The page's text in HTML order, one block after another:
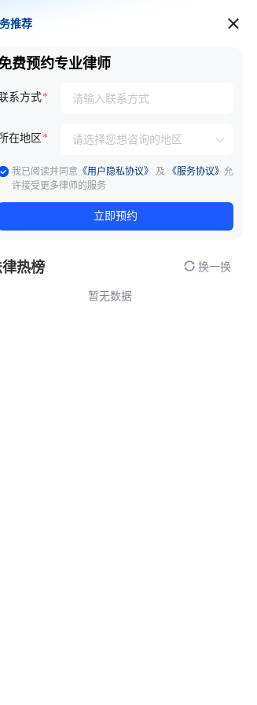
服务推荐
推荐
费预约专业律师
系方式
在地区
我已阅读并同意 《用户隐私协议》 及 《服务协议》 允
许接受更多律师的服务
立即预约
热榜 换一换
暂无数据